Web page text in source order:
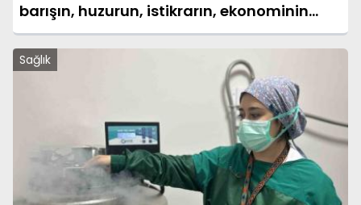
barışın, huzurun, istikrarın, ekonominin
güçlendiği bir Türkiye kurmak istiyoruz"
Sağlık